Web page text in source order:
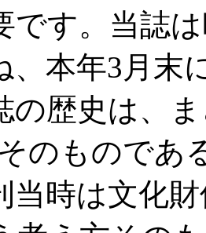
です。当誌
、本年3月末
の歴史は、
のものであ
当時は文化